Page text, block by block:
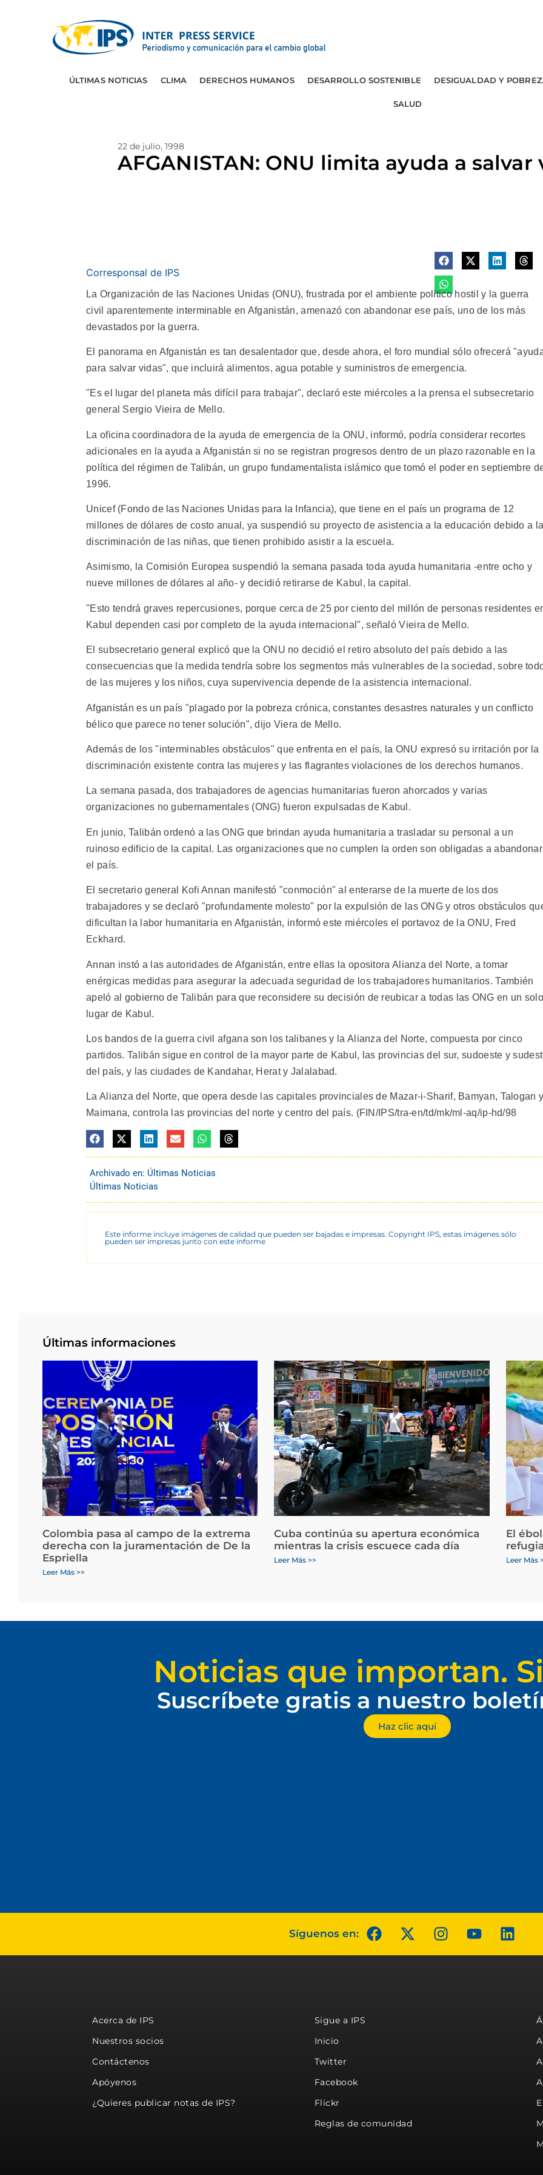
ÚLTIMAS NOTICIAS CLIMA DERECHOS HUMANOS DESARROLLO SOSTENIBLE DESIGUALDAD Y
SALUD
22 de julio, 1998
AFGANISTAN: ONU limita ayuda a salvar
Corresponsal de IPS
La Organización de las Naciones Unidas (ONU), frustrada por el ambiente político hostil y la guerra
civil aparentemente interminable en Afganistán, amenazó con abandonar ese país, uno de los más
devastados por la guerra.
El panorama en Afganistán es tan desalentador que, desde ahora, el foro mundial sólo ofrecerá
para salvar vidas", que incluirá alimentos, agua potable y suministros de emergencia.
"Es el lugar del planeta más difícil para trabajar", declaró este miércoles a la prensa el subsecretario
general Sergio Vieira de Mello.
La oficina coordinadora de la ayuda de emergencia de la ONU, informó, podría considerar recortes
adicionales en la ayuda a Afganistán si no se registran progresos dentro de un plazo razonable en la
política del régimen de Talibán, un grupo fundamentalista islámico que tomó el poder en septiembre
1996.
Unicef (Fondo de las Naciones Unidas para la Infancia), que tiene en el país un programa de 12
millones de dólares de costo anual, ya suspendió su proyecto de asistencia a la educación debido a
discriminación de las niñas, que tienen prohibido asistir a la escuela.
Asimismo, la Comisión Europea suspendió la semana pasada toda ayuda humanitaria -entre ocho y
nueve millones de dólares al año- y decidió retirarse de Kabul, la capital.
"Esto tendrá graves repercusiones, porque cerca de 25 por ciento del millón de personas residentes
Kabul dependen casi por completo de la ayuda internacional", señaló Vieira de Mello.
El subsecretario general explicó que la ONU no decidió el retiro absoluto del país debido a las
consecuencias que la medida tendría sobre los segmentos más vulnerables de la sociedad, sobre
de las mujeres y los niños, cuya supervivencia depende de la asistencia internacional.
Afganistán es un país "plagado por la pobreza crónica, constantes desastres naturales y un conflicto
bélico que parece no tener solución", dijo Viera de Mello.
Además de los "interminables obstáculos" que enfrenta en el país, la ONU expresó su irritación por la
discriminación existente contra las mujeres y las flagrantes violaciones de los derechos humanos.
La semana pasada, dos trabajadores de agencias humanitarias fueron ahorcados y varias
organizaciones no gubernamentales (ONG) fueron expulsadas de Kabul.
En junio, Talibán ordenó a las ONG que brindan ayuda humanitaria a trasladar su personal a un
ruinoso edificio de la capital. Las organizaciones que no cumplen la orden son obligadas a abandonar
el país.
El secretario general Kofi Annan manifestó "conmoción" al enterarse de la muerte de los dos
trabajadores y se declaró "profundamente molesto" por la expulsión de las ONG y otros obstáculos
dificultan la labor humanitaria en Afganistán, informó este miércoles el portavoz de la ONU, Fred
Eckhard.
Annan instó a las autoridades de Afganistán, entre ellas la opositora Alianza del Norte, a tomar
enérgicas medidas para asegurar la adecuada seguridad de los trabajadores humanitarios. También
apeló al gobierno de Talibán para que reconsidere su decisión de reubicar a todas las ONG en un solo
lugar de Kabul.
Los bandos de la guerra civil afgana son los talibanes y la Alianza del Norte, compuesta por cinco
partidos. Talibán sigue en control de la mayor parte de Kabul, las provincias del sur, sudoeste y
del país, y las ciudades de Kandahar, Herat y Jalalabad.
La Alianza del Norte, que opera desde las capitales provinciales de Mazar-i-Sharif, Bamyan, Talogan
Maimana, controla las provincias del norte y centro del país. (FIN/IPS/tra-en/td/mk/ml-aq/ip-hd/98
Archivado en: Últimas Noticias
Últimas Noticias
Este informe incluye imágenes de calidad que pueden ser bajadas e impresas. Copyright IPS, estas imágenes sólo
pueden ser impresas junto con este informe
Últimas informaciones
Colombia pasa al campo de la extrema
derecha con la juramentación de De la
Espriella
Leer Más >>
Cuba continúa su apertura económica
mientras la crisis escuece cada día
Leer Más >>
El
Leer Más
Noticias que importan.
Suscríbete gratis a nuestro
Haz clic aquí
Síguenos en:
Acerca de IPS
Nuestros socios
Contáctenos
Apóyenos
¿Quieres publicar notas de IPS?
Sigue a IPS
Inicio
Twitter
Facebook
Flickr
Reglas de comunidad